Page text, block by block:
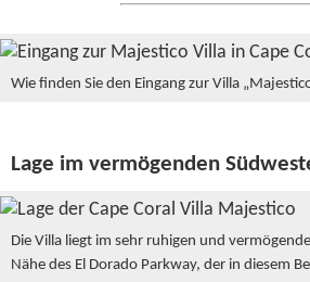
Wie finden Sie den Eingang zur Villa
Lage im vermögenden
Die Villa liegt im sehr ruhigen und
Nähe des El Dorado Parkway, der in diesem